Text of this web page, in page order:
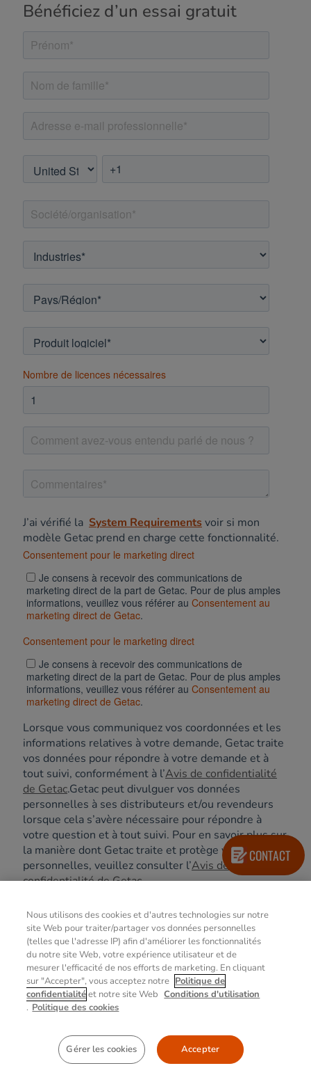
Bénéficiez d’un essai gratuit
Nombre de licences nécessaires
J’ai vérifié la System Requirementsvoir si mon
modèle Getac prend en charge cette fonctionnalité.
Consentement pour le marketing direct
Je consens à recevoir des communications de
marketing direct de la part de Getac. Pour de plus amples
informations, veuillez vous référer au Consentement au
marketing direct de Getac.
Consentement pour le marketing direct
Je consens à recevoir des communications de
marketing direct de la part de Getac. Pour de plus amples
informations, veuillez vous référer au Consentement au
marketing direct de Getac.
Lorsque vous communiquez vos coordonnées et les
informations relatives à votre demande, Getac traite
vos données pour répondre à votre demande et à
tout suivi, conformément à l’Avis de confidentialité
de Getac.Getac peut divulguer vos données
personnelles à ses distributeurs et/ou revendeurs
lorsque cela s’avère nécessaire pour répondre à
votre question et à tout suivi. Pour en savoir plus sur
la manière dont Getac traite et protège vos données
personnelles, veuillez consulter l’Avis de
confidentialité de Getac.
actualités Getac
CONTACT
Nous utilisons des cookies et d'autres technologies sur notre
site Web pour traiter/partager vos données personnelles
(telles que l'adresse IP) afin d'améliorer les fonctionnalités
du notre site Web, votre expérience utilisateur et de
mesurer l'efficacité de nos efforts de marketing. En cliquant
sur "Accepter", vous acceptez notre Politique de
confidentialitéet notre site Web Conditions d'utilisation
. Politique des cookies
Gérer les cookies Accepter